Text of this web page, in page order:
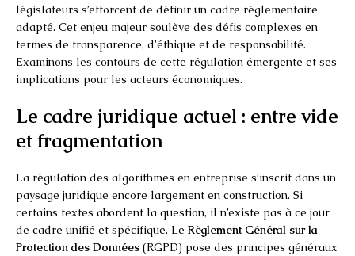
législateurs s’efforcent de définir un cadre réglementaire
adapté. Cet enjeu majeur soulève des défis complexes en
termes de transparence, d’éthique et de responsabilité.
Examinons les contours de cette régulation émergente et ses
implications pour les acteurs économiques.
Le cadre juridique actuel : entre vide
et fragmentation
La régulation des algorithmes en entreprise s’inscrit dans un
paysage juridique encore largement en construction. Si
certains textes abordent la question, il n’existe pas à ce jour
de cadre unifié et spécifique. Le Règlement Général sur la
Protection des Données (RGPD) pose des principes généraux